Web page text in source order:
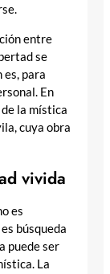
entre
se
es, para
En
la mística
cuya obra
vivida
es
búsqueda
puede ser
La